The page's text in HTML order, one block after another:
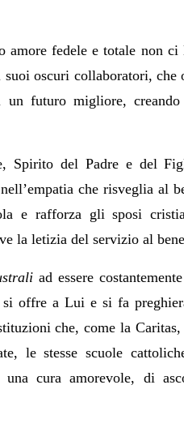
fedele e totale non ci
oscuri collaboratori,
futuro migliore,
Spirito del Padre e del
che risveglia al
e rafforza gli sposi
la letizia del servizio al
ad essere
si offre a Lui e si fa
che, come la
le stesse scuole
una cura amorevole, di